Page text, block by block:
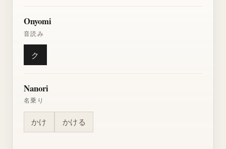
Onyomi
音読み
ク
Nanori
名乗り
かけ かける